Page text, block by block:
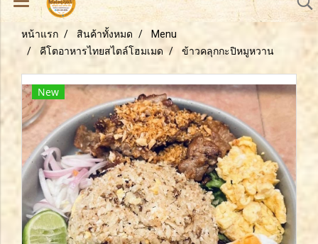
หน้าแรก สินค้าทั้งหมด
Menu
คีโตอาหารไทยสไตล์โฮมเมด
ข้าวคลุกกะปิหมูหวาน
New